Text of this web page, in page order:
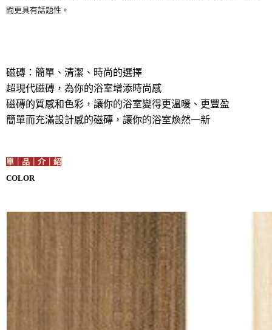
間更具有話題性。
磁磚：簡單、清潔、時尚的選擇
超現代磁磚，為你的浴室增添時尚感
磁磚的質感和色彩，讓你的浴室變得更溫暖、更豐盈
簡單而充滿設計感的磁磚，讓你的浴室煥然一新
單｜品｜介｜紹
COLOR